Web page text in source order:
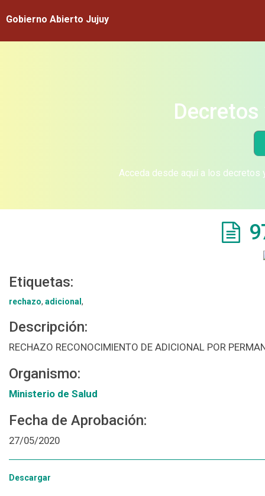
Gobierno Abierto Jujuy
Acceda desde aquí a los
Etiquetas:
rechazo, adicional ,
Descripción:
RECHAZO RECONOCIMIENTO DE ADICIONAL POR
Organismo:
Ministerio de Salud
Fecha de Aprobación:
27/05/2020
Descargar